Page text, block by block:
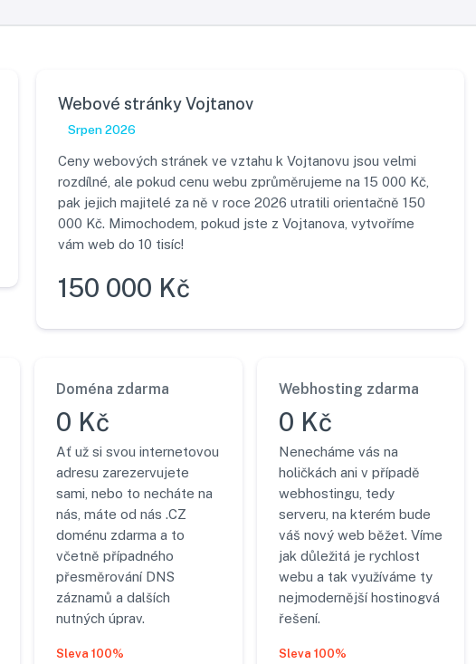
Webové stránky Vojtanov
Srpen 2026
Ceny webových stránek ve vztahu k Vojtanovu jsou velmi
rozdílné, ale pokud cenu webu zprůměrujeme na 15 000 Kč,
pak jejich majitelé za ně v roce 2026 utratili orientačně 150
000 Kč. Mimochodem, pokud jste z Vojtanova, vytvoříme
vám web do 10 tisíc!
150 000 Kč
Doména zdarma
0 Kč
Ať už si svou internetovou
adresu zarezervujete
sami, nebo to necháte na
nás, máte od nás .CZ
doménu zdarma a to
včetně případného
přesměrování DNS
záznamů a dalších
nutných úprav.
Sleva 100%
Webhosting zdarma
0 Kč
Nenecháme vás na
holičkách ani v případě
webhostingu, tedy
serveru, na kterém bude
váš nový web běžet. Víme
jak důležitá je rychlost
webu a tak využíváme ty
nejmodernější hostinogvá
řešení.
Sleva 100%